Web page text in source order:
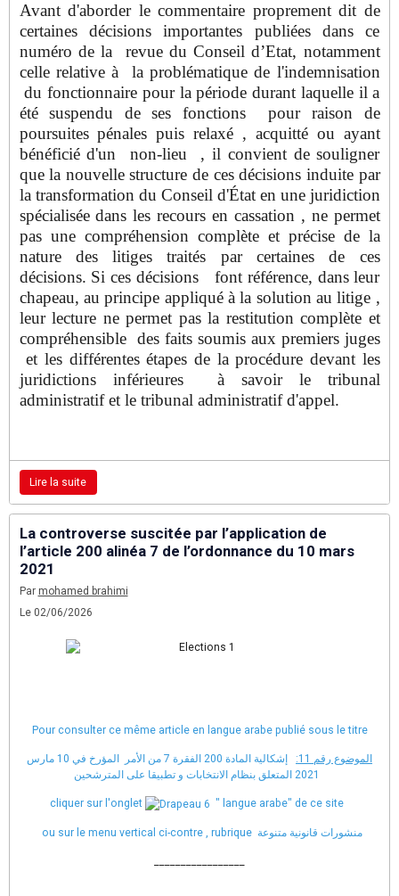
Avant d'aborder le commentaire proprement dit de
certaines décisions importantes publiées dans ce
numéro de la revue du Conseil d’Etat, notamment
celle relative à la problématique de l'indemnisation
du fonctionnaire pour la période durant laquelle il a
été suspendu de ses fonctions pour raison de
poursuites pénales puis relaxé , acquitté ou ayant
bénéficié d'un non-lieu , il convient de souligner
que la nouvelle structure de ces décisions induite par
la transformation du Conseil d'État en une juridiction
spécialisée dans les recours en cassation , ne permet
pas une compréhension complète et précise de la
nature des litiges traités par certaines de ces
décisions. Si ces décisions font référence, dans leur
chapeau, au principe appliqué à la solution au litige ,
leur lecture ne permet pas la restitution complète et
compréhensible des faits soumis aux premiers juges
et les différentes étapes de la procédure devant les
juridictions inférieures à savoir le tribunal
administratif et le tribunal administratif d'appel.
Lire la suite
La controverse suscitée par l’application de
l’article 200 alinéa 7 de l’ordonnance du 10 mars
2021
Par mohamed brahimi
Le 02/06/2026
Pour consulter ce même article en langue arabe publié sous le titre
الموضوع رقم 11:
إشكالية المادة 200 الفقرة 7 من الأمر المؤرخ في 10 مارس
cliquer sur l'onglet " langue arabe" de ce site
ou sur le menu vertical ci-contre , rubrique منشورات قانونية متنوعة